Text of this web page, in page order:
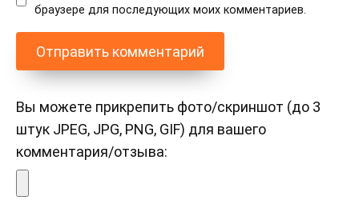
браузере для последующих моих комментариев.
Вы можете прикрепить фото/скриншот (до 3
штук JPEG, JPG, PNG, GIF) для вашего
комментария/отзыва: